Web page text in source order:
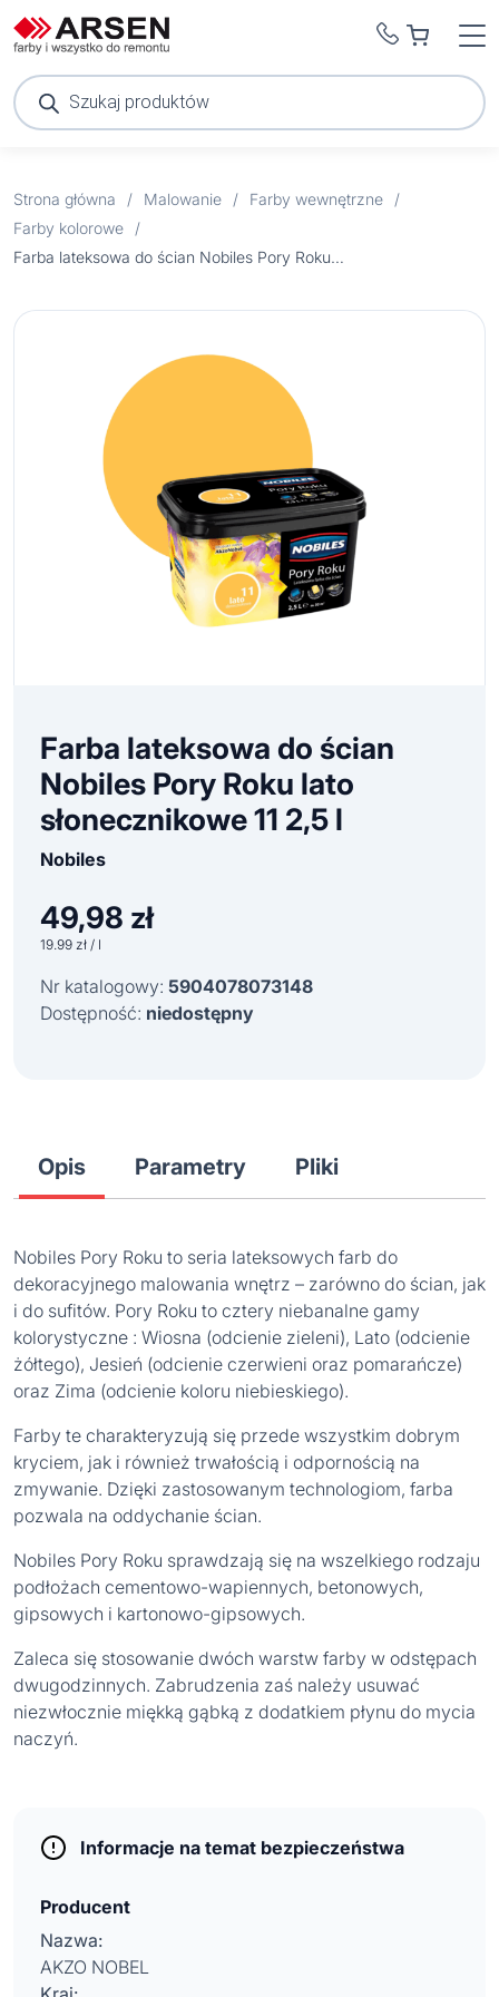
Wyszukiwarka
produktów
Strona główna / Malowanie / Farby wewnętrzne
/
Farby kolorowe
/
Farba lateksowa do ścian Nobiles Pory Roku lato słonecznikowe 11 2,5 l
Farba lateksowa do ścian
Nobiles Pory Roku lato
słonecznikowe 11 2,5 l
Nobiles
49,98 zł
19.99 zł / l
Nr katalogowy: 5904078073148
Dostępność: niedostępny
Opis Parametry Pliki
Nobiles Pory Roku to seria lateksowych farb do
dekoracyjnego malowania wnętrz – zarówno do ścian, jak
i do sufitów. Pory Roku to cztery niebanalne gamy
kolorystyczne : Wiosna (odcienie zieleni), Lato (odcienie
żółtego), Jesień (odcienie czerwieni oraz pomarańcze)
oraz Zima (odcienie koloru niebieskiego).
Farby te charakteryzują się przede wszystkim dobrym
kryciem, jak i również trwałością i odpornością na
zmywanie. Dzięki zastosowanym technologiom, farba
pozwala na oddychanie ścian.
Nobiles Pory Roku sprawdzają się na wszelkiego rodzaju
podłożach cementowo-wapiennych, betonowych,
gipsowych i kartonowo-gipsowych.
Zaleca się stosowanie dwóch warstw farby w odstępach
dwugodzinnych. Zabrudzenia zaś należy usuwać
niezwłocznie miękką gąbką z dodatkiem płynu do mycia
naczyń.
Informacje na temat bezpieczeństwa
Producent
Nazwa:
AKZO NOBEL